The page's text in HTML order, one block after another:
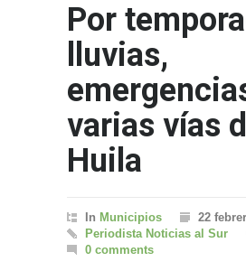
Por
lluvias,
varias vías
Huila
In Municipios
22
Periodista Noticias al Sur
0 comments